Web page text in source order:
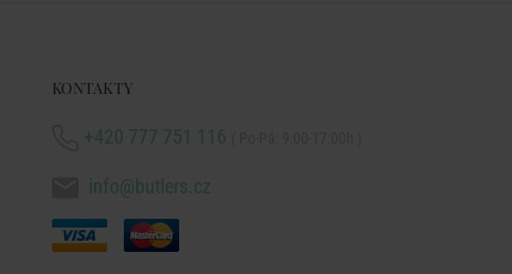
KONTAKTY
+420 777 751 116
info@butlers.cz